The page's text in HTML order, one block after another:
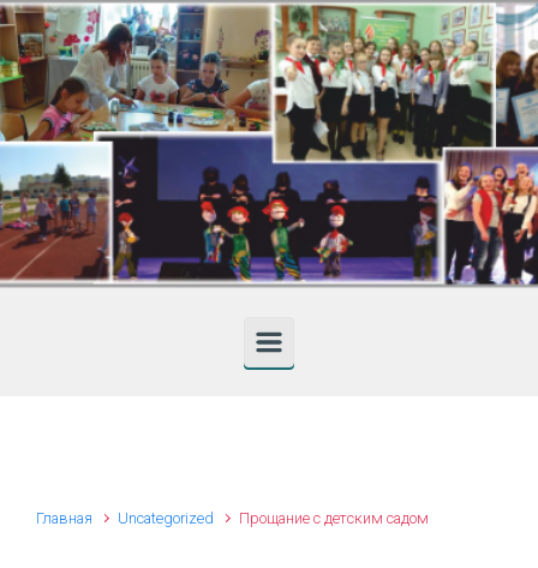
Skip to main content
Главная Uncategorized Прощание с детским садом